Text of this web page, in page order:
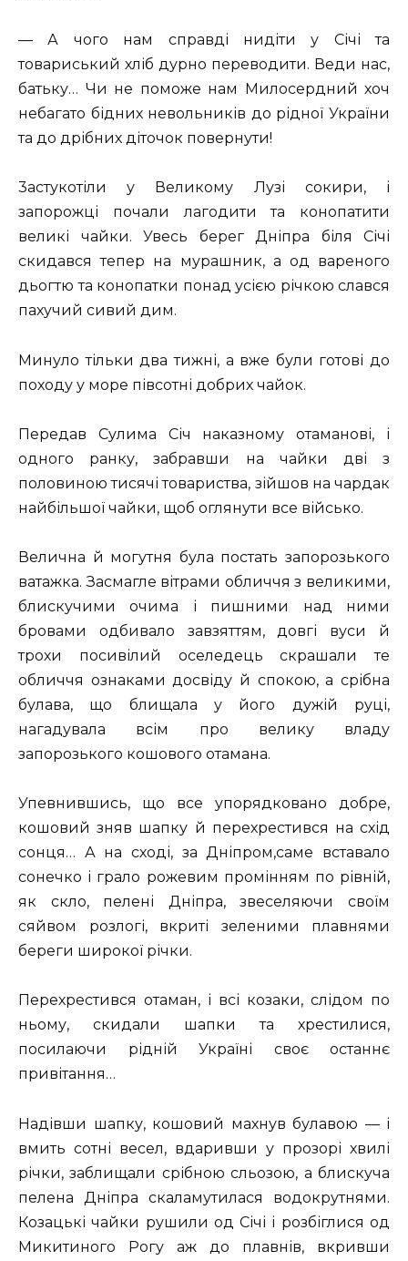
— А чого нам справді нидіти у Січі та
товариський хліб дурно переводити. Веди нас,
батьку… Чи не поможе нам Милосердний хоч
небагато бідних невольників до рідної України
та до дрібних діточок повернути!
3астукотіли у Великому Лузі сокири, і
запорожці почали лагодити та конопатити
великі чайки. Увесь берег Дніпра біля Січі
скидався тепер на мурашник, а од вареного
дьогтю та конопатки понад усією річкою слався
пахучий сивий дим.
Минуло тільки два тижні, а вже були готові до
походу у море півсотні добрих чайок.
Передав Сулима Січ наказному отаманові, і
одного ранку, забравши на чайки дві з
половиною тисячі товариства, зійшов на чардак
найбільшої чайки, щоб оглянути все військо.
Велична й могутня була постать запорозького
ватажка. Засмагле вітрами обличчя з великими,
блискучими очима і пишними над ними
бровами одбивало завзяттям, довгі вуси й
трохи посивілий оселедець скрашали те
обличчя ознаками досвіду й спокою, а срібна
булава, що блищала у його дужій руці,
нагадувала всім про велику владу
запорозького кошового отамана.
Упевнившись, що все упорядковано добре,
кошовий зняв шапку й перехрестився на схід
сонця… А на сході, за Дніпром,саме вставало
сонечко і грало рожевим промінням по рівній,
як скло, пелені Дніпра, звеселяючи своїм
сяйвом розлогі, вкриті зеленими плавнями
береги широкої річки.
Перехрестився отаман, і всі козаки, слідом по
ньому, скидали шапки та хрестилися,
посилаючи рідній Україні своє останнє
привітання…
Надівши шапку, кошовий махнув булавою — і
вмить сотні весел, вдаривши у прозорі хвилі
річки, заблищали срібною сльозою, а блискуча
пелена Дніпра скаламутилася водокрутнями.
Козацькі чайки рушили од Січі і розбіглися од
Микитиного Рогу аж до плавнів, вкривши